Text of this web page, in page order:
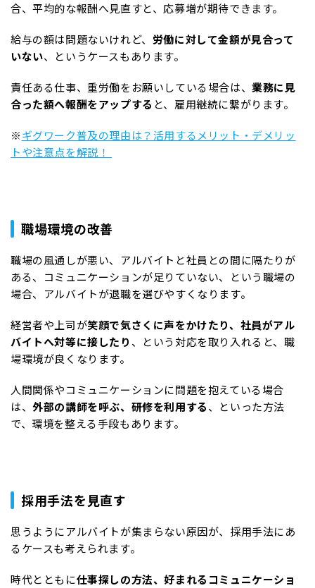
合、平均的な報酬へ見直すと、応募増が期待できます。
給与の額は問題ないけれど、 労働に対して金額が見合って
いない、というケースもあります。
責任ある仕事、重労働をお願いしている場合は、業務に見
合った額へ報酬をアップする と、雇用継続に繋がります。
※ギグワーク普及の理由は？活用するメリット・デメリッ
トや注意点を解説！
職場環境の改善
職場の風通しが悪い、アルバイトと社員との間に隔たりが
ある、コミュニケーションが足りていない、という職場の
場合、アルバイトが退職を選びやすくなります。
経営者や上司が笑顔で気さくに声をかけたり、社員がアル
バイトへ対等に接したり 、という対応を取り入れると、職
場環境が良くなります。
人間関係やコミュニケーションに問題を抱えている場合
は、外部の講師を呼ぶ、研修を利用する、といった方法
で、環境を整える手段もあります。
採用手法を見直す
思うようにアルバイトが集まらない原因が、採用手法にあ
るケースも考えられます。
時代とともに仕事探しの方法、好まれるコミュニケーショ